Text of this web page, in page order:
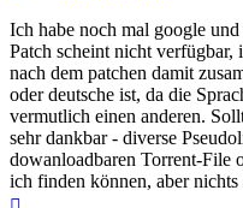
Ich habe noch mal google
Patch scheint nicht verfügbar,
nach dem patchen damit
oder deutsche ist, da die
vermutlich einen anderen.
sehr dankbar - diverse
dowanloadbaren Torrent-File
ich finden können, aber nichts